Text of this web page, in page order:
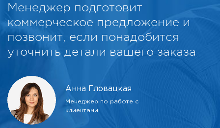
Менеджер подготовит
коммерческое предложение и
позвонит, если понадобится
уточнить детали вашего заказа
Анна Гловацкая
Менеджер по работе с
клиентами